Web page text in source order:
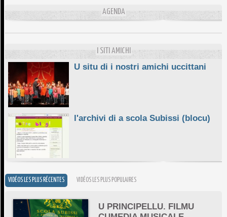
10/06/2026 AGENDA
I SITI AMICHI
U situ di i nostri amichi uccittani
l'archivi di a scola Subissi (blocu)
VIDÉOS LES PLUS RÉCENTES VIDÉOS LES PLUS POPULAIRES
U PRINCIPELLU. FILMU